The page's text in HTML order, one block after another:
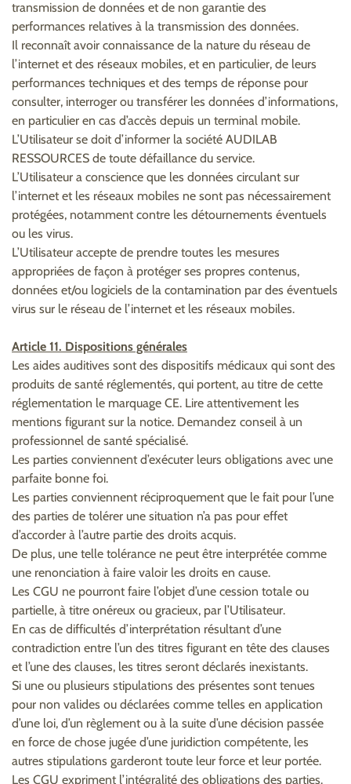
transmission de données et de non garantie des
performances relatives à la transmission des données.
Il reconnaît avoir connaissance de la nature du réseau de
l’internet et des réseaux mobiles, et en particulier, de leurs
performances techniques et des temps de réponse pour
consulter, interroger ou transférer les données d’informations,
en particulier en cas d’accès depuis un terminal mobile.
L’Utilisateur se doit d’informer la société AUDILAB
RESSOURCES de toute défaillance du service.
L’Utilisateur a conscience que les données circulant sur
l’internet et les réseaux mobiles ne sont pas nécessairement
protégées, notamment contre les détournements éventuels
ou les virus.
L’Utilisateur accepte de prendre toutes les mesures
appropriées de façon à protéger ses propres contenus,
données et/ou logiciels de la contamination par des éventuels
virus sur le réseau de l’internet et les réseaux mobiles.
Article 11. Dispositions générales
Les aides auditives sont des dispositifs médicaux qui sont des
produits de santé réglementés, qui portent, au titre de cette
réglementation le marquage CE. Lire attentivement les
mentions figurant sur la notice. Demandez conseil à un
professionnel de santé spécialisé.
Les parties conviennent d’exécuter leurs obligations avec une
parfaite bonne foi.
Les parties conviennent réciproquement que le fait pour l’une
des parties de tolérer une situation n’a pas pour effet
d’accorder à l’autre partie des droits acquis.
De plus, une telle tolérance ne peut être interprétée comme
une renonciation à faire valoir les droits en cause.
Les CGU ne pourront faire l’objet d’une cession totale ou
partielle, à titre onéreux ou gracieux, par l’Utilisateur.
En cas de difficultés d’interprétation résultant d’une
contradiction entre l’un des titres figurant en tête des clauses
et l’une des clauses, les titres seront déclarés inexistants.
Si une ou plusieurs stipulations des présentes sont tenues
pour non valides ou déclarées comme telles en application
d’une loi, d’un règlement ou à la suite d’une décision passée
en force de chose jugée d’une juridiction compétente, les
autres stipulations garderont toute leur force et leur portée.
Les CGU expriment l’intégralité des obligations des parties.